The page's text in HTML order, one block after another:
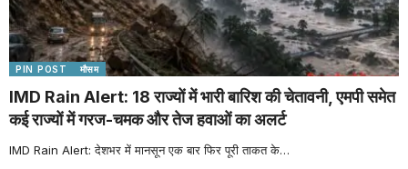
PIN POST मौसम
IMD Rain Alert: 18 राज्यों में भारी बारिश की चेतावनी, एमपी समेत
कई राज्यों में गरज-चमक और तेज हवाओं का अलर्ट
IMD Rain Alert: देशभर में मानसून एक बार फिर पूरी ताकत के…